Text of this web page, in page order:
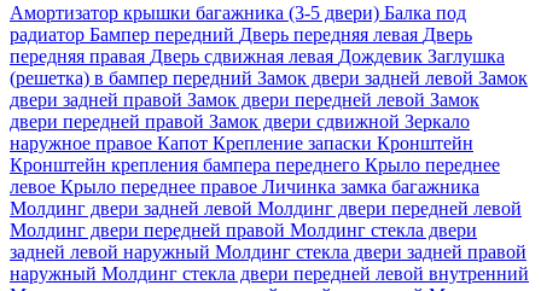
Амортизатор крышки багажника (3-5 двери) Балка под
радиатор Бампер передний Дверь передняя левая Дверь
передняя правая Дверь сдвижная левая Дождевик Заглушка
(решетка) в бампер передний Замок двери задней левой Замок
двери задней правой Замок двери передней левой Замок
двери передней правой Замок двери сдвижной Зеркало
наружное правое Капот Крепление запаски Кронштейн
Кронштейн крепления бампера переднего Крыло переднее
левое Крыло переднее правое Личинка замка багажника
Молдинг двери задней левой Молдинг двери передней левой
Молдинг двери передней правой Молдинг стекла двери
задней левой наружный Молдинг стекла двери задней правой
наружный Молдинг стекла двери передней левой внутренний